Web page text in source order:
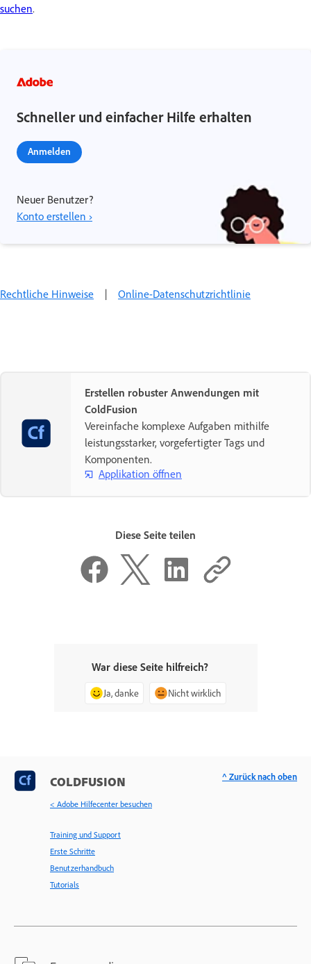
suchen.
Schneller und einfacher Hilfe erhalten
Anmelden
Neuer Benutzer?
Konto erstellen ›
Rechtliche Hinweise | Online-Datenschutzrichtlinie
Erstellen robuster Anwendungen mit
ColdFusion
Vereinfache komplexe Aufgaben mithilfe
leistungsstarker, vorgefertigter Tags und
Komponenten.
Applikation öffnen
Diese Seite teilen
War diese Seite hilfreich?
Ja, danke Nicht wirklich
COLDFUSION
< Adobe Hilfecenter besuchen
Training und Support
Erste Schritte
Benutzerhandbuch
Tutorials
^ Zurück nach oben